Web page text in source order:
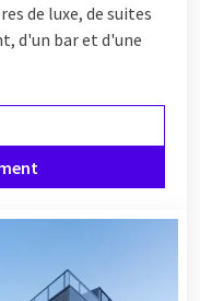
de luxe, de suites
d'un bar et d'une